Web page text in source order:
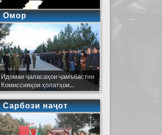
Омор
Идомаи ҷаласаҳои ҷамъбастии
Комиссияҳои ҳолатҳои...
Сарбози наҷот